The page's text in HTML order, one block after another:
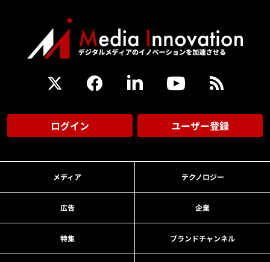
ログイン ユーザー登録
メディア テクノロジー
広告 企業
特集 ブランドチャンネル